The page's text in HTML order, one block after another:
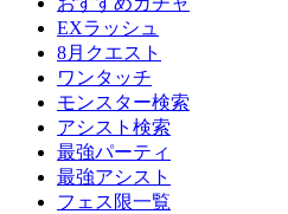
EXラッシュ
8月クエスト
ワンタッチ
モンスター検索
アシスト検索
最強パーティ
最強アシスト
フェス限一覧